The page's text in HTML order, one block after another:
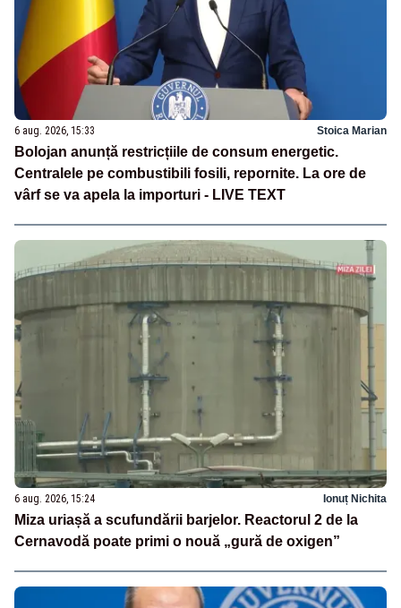
6 aug. 2026, 15:33 Stoica Marian
Bolojan anunță restricțiile de consum energetic.
Centralele pe combustibili fosili, repornite. La ore de
vârf se va apela la importuri - LIVE TEXT
6 aug. 2026, 15:24 Ionuț Nichita
Miza uriașă a scufundării barjelor. Reactorul 2 de la
Cernavodă poate primi o nouă „gură de oxigen”